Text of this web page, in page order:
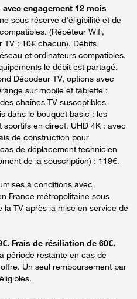
engagement 12 mois
sous réserve d’éligibilité et de
(Répéteur Wifi,
TV : 10€ chacun). Débits
et ordinateurs compatibles.
le débit est partagé.
Décodeur TV, options avec
sur mobile et tablette :
chaînes TV susceptibles
dans le bouquet basic : les
en direct. UHD 4K : avec
de construction pour
de déplacement technicien
de la souscription) : 119€.
à conditions avec
France métropolitaine sous
la TV après la mise en service de
Frais de résiliation de 60€.
période restante en cas de
Un seul remboursement par